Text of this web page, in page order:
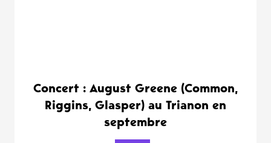
Concert : August Greene (Common,
Riggins, Glasper) au Trianon en
septembre